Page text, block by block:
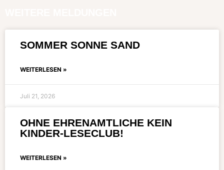
SOMMER SONNE SAND
WEITERLESEN »
Juli 21, 2026
OHNE EHRENAMTLICHE KEIN
KINDER-LESECLUB!
WEITERLESEN »